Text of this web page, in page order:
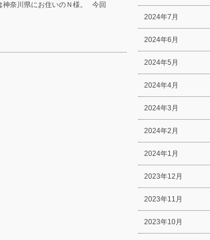
神奈川県にお住いのＮ様。 今回
2024年7月
2024年6月
2024年5月
2024年4月
2024年3月
2024年2月
2024年1月
2023年12月
2023年11月
2023年10月